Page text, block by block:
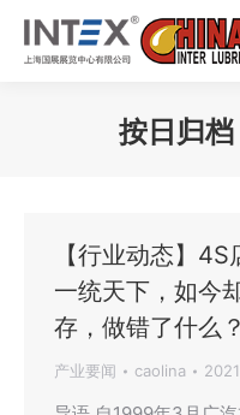
按日归档
【行业动态】
一统天下，如今
存，做错了什么？
产业要闻 caolina